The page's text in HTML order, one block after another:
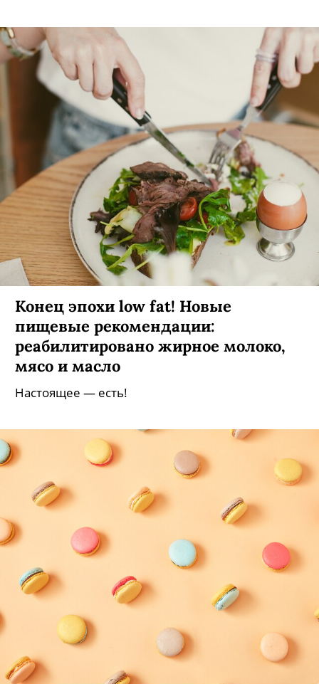
Конец эпохи low fat! Новые
пищевые рекомендации:
реабилитировано жирное молоко,
мясо и масло
Настоящее — есть!